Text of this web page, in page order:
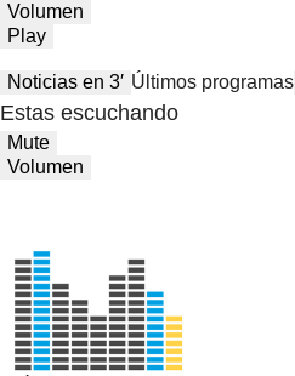
Volumen
Play
Noticias en 3′ Últimos programas
Estas escuchando
Mute
Volumen